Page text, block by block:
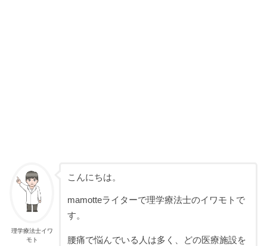
理学療法士イワ
モト
こんにちは。
mamotteライターで理学療法士のイワモトで
す。
腰痛で悩んでいる人は多く、どの医療施設を